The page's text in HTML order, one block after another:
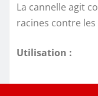
La cannelle agit
racines contre
Utilisation :